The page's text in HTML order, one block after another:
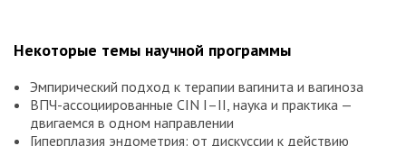
Некоторые темы научной программы
Эмпирический подход к терапии вагинита и вагиноза
ВПЧ-ассоциированные CIN I–II, наука и практика —
двигаемся в одном направлении
Гиперплазия эндометрия: от дискуссии к действию